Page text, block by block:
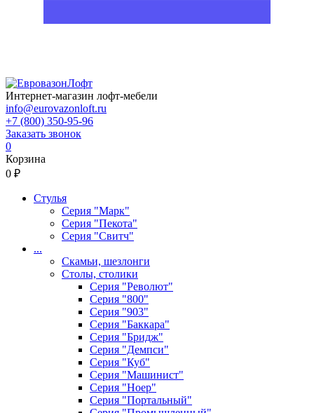
Интернет-магазин лофт-мебели
info@eurovazonloft.ru
+7 (800) 350-95-96
Заказать звонок
0
Корзина
0 ₽
Стулья
Серия "Марк"
Серия "Пекота"
Серия "Свитч"
...
Скамьи, шезлонги
Столы, столики
Серия "Револют"
Серия "800"
Серия "903"
Серия "Баккара"
Серия "Бридж"
Серия "Демпси"
Серия "Куб"
Серия "Машинист"
Серия "Ноер"
Серия "Портальный"